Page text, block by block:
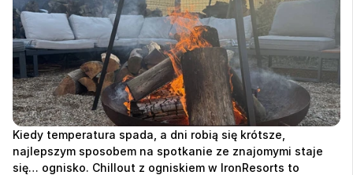
Kiedy temperatura spada, a dni robią się krótsze,
najlepszym sposobem na spotkanie ze znajomymi staje
się… ognisko. Chillout z ogniskiem w IronResorts to